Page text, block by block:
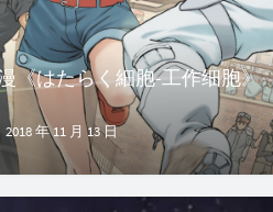
《はたらく細胞-工作细胞》
2018 年 11 月 13 日